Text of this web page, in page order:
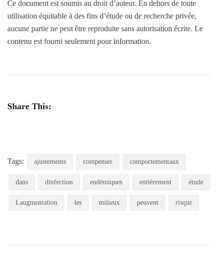
Ce document est soumis au droit d’auteur. En dehors de toute
utilisation équitable à des fins d’étude ou de recherche privée,
aucune partie ne peut être reproduite sans autorisation écrite. Le
contenu est fourni seulement pour information.
Share This:
Tags: ajustements compenser comportementaux
dans dinfection endémiques entièrement étude
Laugmentation les milieux peuvent risque